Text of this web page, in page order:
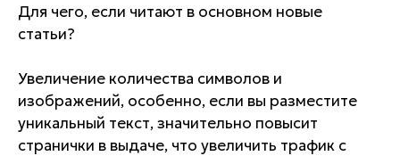
Для чего, если читают в основном новые
статьи?
Увеличение количества символов и
изображений, особенно, если вы разместите
уникальный текст, значительно повысит
странички в выдаче, что увеличить трафик с